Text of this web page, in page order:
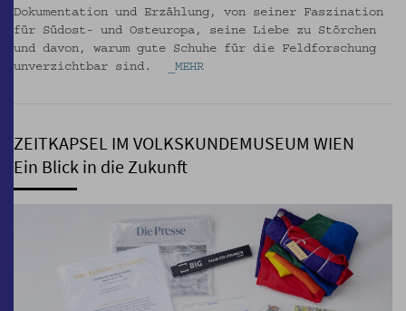
Dokumentation und Erzählung, von seiner Faszination
für Südost- und Osteuropa, seine Liebe zu Störchen
und davon, warum gute Schuhe für die Feldforschung
unverzichtbar sind.
_MEHR
ZEITKAPSEL IM VOLKSKUNDEMUSEUM WIEN
Ein Blick in die Zukunft